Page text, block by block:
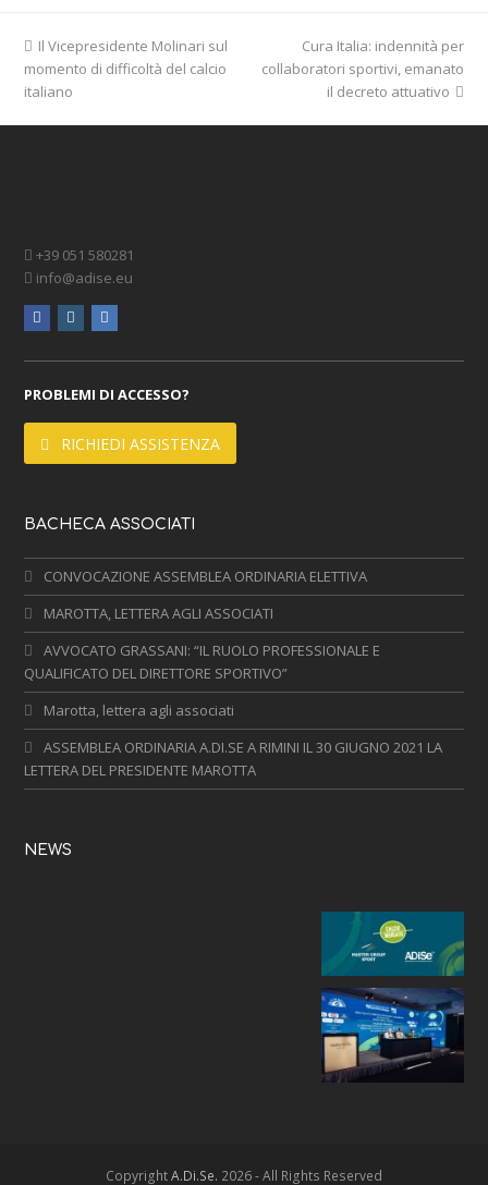
previous
post:
Il Vicepresidente Molinari sul
momento di difficoltà del calcio
italiano
next
post:
Cura Italia: indennità per
collaboratori sportivi, emanato
il decreto attuativo
+39 051 580281
info@adise.eu
facebookinstagram
PROBLEMI DI ACCESSO?
RICHIEDI ASSISTENZA
BACHECA ASSOCIATI
CONVOCAZIONE ASSEMBLEA ORDINARIA ELETTIVA
MAROTTA, LETTERA AGLI ASSOCIATI
AVVOCATO GRASSANI: “IL RUOLO PROFESSIONALE E
QUALIFICATO DEL DIRETTORE SPORTIVO”
Marotta, lettera agli associati
ASSEMBLEA ORDINARIA A.DI.SE A RIMINI IL 30 GIUGNO 2021 LA
LETTERA DEL PRESIDENTE MAROTTA
NEWS
CopyrightA.Di.Se. 2026 - All Rights Reserved